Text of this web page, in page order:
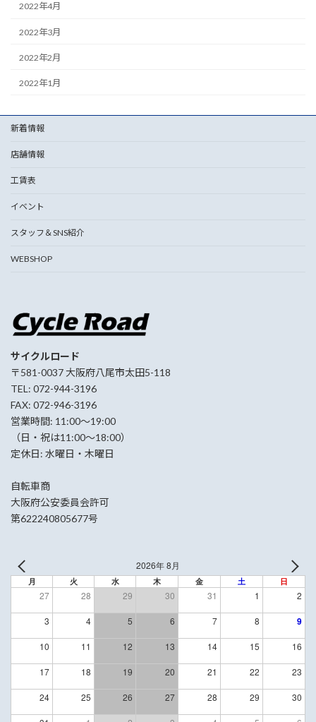
2022年4月
2022年3月
2022年2月
2022年1月
新着情報
店舗情報
工賃表
イベント
スタッフ＆SNS紹介
WEBSHOP
サイクルロード
〒581-0037 大阪府八尾市太田5-118
TEL: 072-944-3196
FAX: 072-946-3196
営業時間: 11:00〜19:00
（日・祝は11:00〜18:00）
定休日: 水曜日・木曜日
自転車商
大阪府公安委員会許可
第622240805677号
2026年 8月
月 火 水 木 金 土 日
27 28 29 30 31 1 2
3 4 5 6 7 8 9
10 11 12 13 14 15 16
17 18 19 20 21 22 23
24 25 26 27 28 29 30